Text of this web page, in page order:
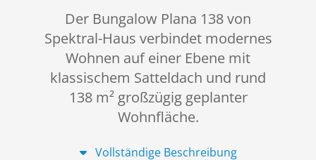
Der Bungalow Plana 138 von
Spektral-Haus verbindet modernes
Wohnen auf einer Ebene mit
klassischem Satteldach und rund
138 m² großzügig geplanter
Wohnfläche.
Vollständige Beschreibung